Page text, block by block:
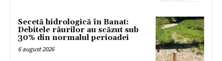
Secetă hidrologică în Banat:
Debitele râurilor au scăzut sub
30% din normalul perioadei
6 august 2026